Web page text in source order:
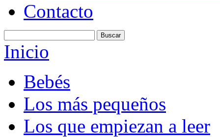
Contacto
Inicio
Bebés
Los más pequeños
Los que empiezan a leer